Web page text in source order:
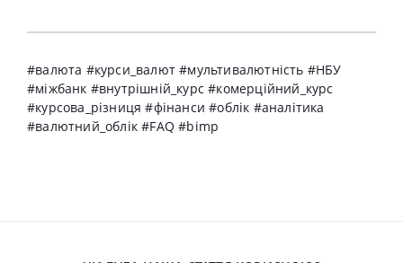
#валюта #курси_валют #мультивалютність #НБУ
#міжбанк #внутрішній_курс #комерційний_курс
#курсова_різниця #фінанси #облік #аналітика
#валютний_облік #FAQ #bimp